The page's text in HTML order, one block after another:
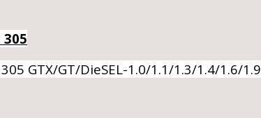
GTX/GT/DieSEL-1.0/1.1/1.3/1.4/1.6/1.9